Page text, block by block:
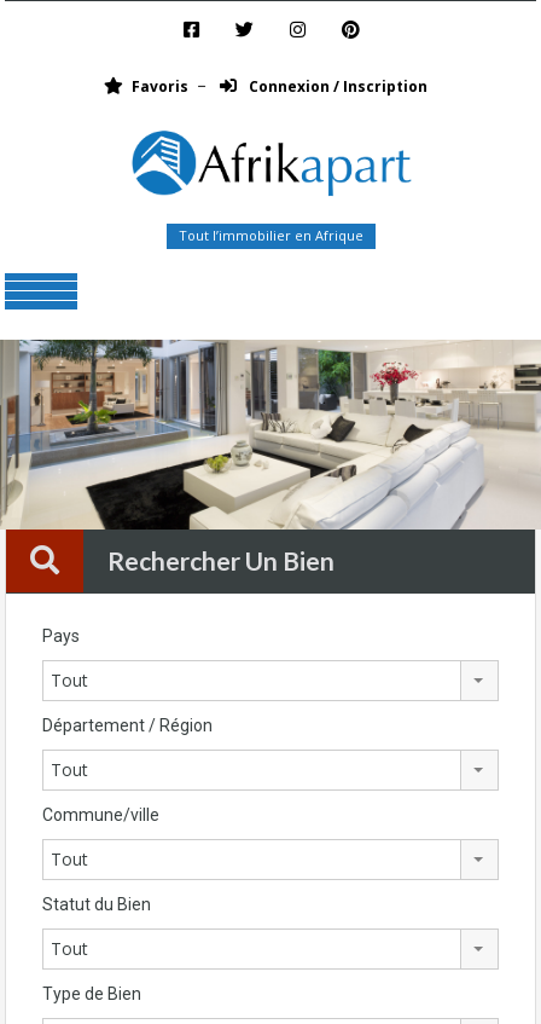
Favoris Connexion / Inscription
Tout l’immobilier en Afrique
Rechercher Un Bien
Pays
Tout
Département / Région
Tout
Commune/ville
Tout
Statut du Bien
Tout
Type de Bien